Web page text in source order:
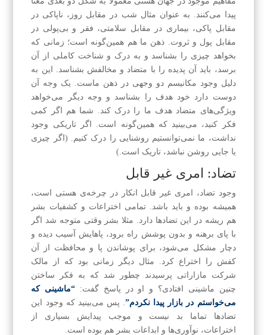
پیدا می‌کنند. به عنوان مثال شب در مقابل روز، نا‌پاکی در
مقابل پاکی، بیماری در مقابل سلامتی، فقر و بی‌پولی در
مقابل پول و ثروت. ذهن ما هم همین‌گونه است؛ زمانی که
بخواهد چیزی را بشناسد و به درک و شناخت کاملی از آن
برسد، باید آن پدیده را با متضاد و مخالفش بشناسد. این به
دلیل وجود مکانیسم دو و‌جهی در ذهن ماست. یک وجه آن
دوست دارد خود هدف را بشناسد و وجه دیگر می‌خواهد
ویژگی‌های متضاد هدف ما را درک کند. شما هم اگر کمی
فکر کنید، می‌بینید که همین‌گونه است. اگر تاریکی وجود
نداشت، ما نمی‌توانستیم روشنایی را درک کنیم. (اگر چیزی
یا جایی روشن نباشد، تاریک است.)
تضاد: امری غیر قابل
وجود تضاد، امری غیر قابل انکار در چرخه‌ی هستی است،
همیشه بوده و باید باشد. تمامی اختراعات و کشفیات بشر
هم ریشه در این تضادها دارد. مثلا بشر وقتی متوجه شد اگر
با پای برهنه و بدون پوشش راه برود، پاهایش آسیب دیده و
دچار مشکل می‌شود، برای پوشاندن پا و محافظت از آن
کفش را اختراع کرد. مثال دیگر زمانی بود که از مالک
شرکت مازاراتی پرسیدند چطور شد که به فکر ساختن
چنین ماشینی افتادی؟ و او در پاسخ گفت: “ماشینی که
می‌خواستم در بازار پیدا نکردم”. پس می‌بینید که وجود این
تضادها تماما بد نیست و موجب پیدایش بسیاری از
اختراعات، نوآوری‌ها و ابداعات بشر هم بوده است.